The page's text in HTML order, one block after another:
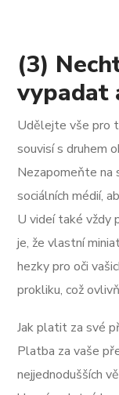
(3)
vypadat
Udělejte vše pro
souvisí s druhem
Nezapomeňte na
sociálních médií,
U videí také vždy
je, že vlastní
hezky pro oči
prokliku, což
Jak platit za své
Platba za vaše
nejjednodušších